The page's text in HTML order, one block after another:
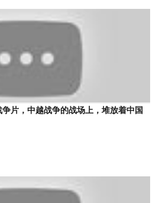
争片，中越战争的战场上，堆放着中国